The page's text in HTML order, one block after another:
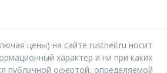
цены) на сайте rustneil.ru носит
характер и ни при каких
публичной офертой, определяемой